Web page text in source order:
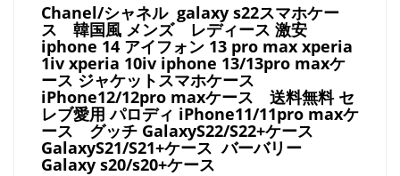
Chanel/シャネル galaxy s22スマホケー
ス 韓国風 メンズ レディース 激安
iphone 14 アイフォン 13 pro max xperia
1iv xperia 10iv iphone 13/13pro maxケ
ース ジャケットスマホケース
iPhone12/12pro maxケース 送料無料 セ
レブ愛用 パロディ iPhone11/11pro maxケ
ース グッチ GalaxyS22/S22+ケース
GalaxyS21/S21+ケース バーバリー
Galaxy s20/s20+ケース